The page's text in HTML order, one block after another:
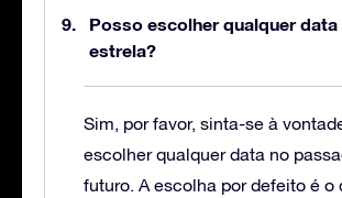
Posso escolher qualquer data
estrela?
Sim, por favor, sinta-se à
escolher qualquer data no
futuro. A escolha por defeito é o